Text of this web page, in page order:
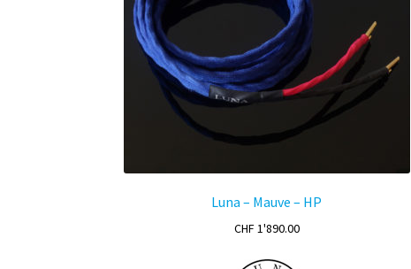
Luna – Mauve – HP
CHF1'890.00